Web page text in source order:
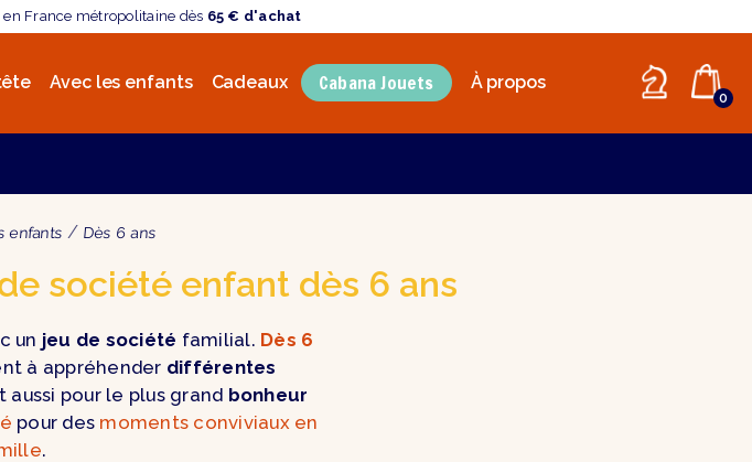
en France métropolitaine dès 65 € d'achat
Avec les enfants Cadeaux Cabana Jouets À propos
0
enfants Dès 6 ans
société enfant dès 6 ans
un jeu de société familial. Dès 6
à appréhender différentes
aussi pour le plus grand bonheur
pour des moments conviviaux en
.